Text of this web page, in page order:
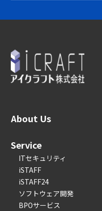
About Us
Service
ITセキュリティ
iSTAFF
iSTAFF24
ソフトウェア開発
BPOサービス